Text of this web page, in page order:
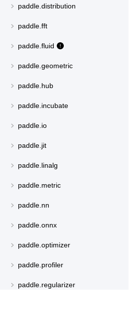
paddle.distribution
paddle.fft
paddle.fluid
paddle.geometric
paddle.hub
paddle.incubate
paddle.io
paddle.jit
paddle.linalg
paddle.metric
paddle.nn
paddle.onnx
paddle.optimizer
paddle.profiler
paddle.regularizer